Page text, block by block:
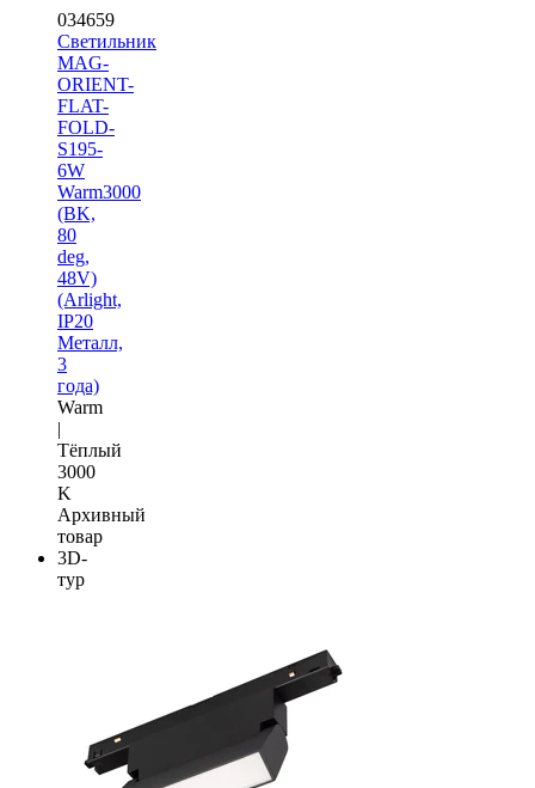
034659
Светильник
MAG-
ORIENT-
FLAT-
FOLD-
S195-
6W
Warm3000
(BK,
80
deg,
48V)
(Arlight,
IP20
Металл,
3
года)
Warm
|
Тёплый
3000
K
Архивный
товар
3D-
тур